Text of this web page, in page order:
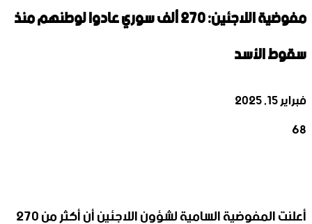
مفوضية اللاجئين: 270 ألف سوري عادوا لوطنهم منذ
سقوط الأسد
فبراير 15, 2025
68
أعلنت المفوضية السامية لشؤون اللاجئين أن أكثر من 270